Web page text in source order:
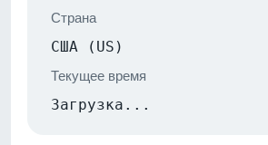
Страна
США (US)
Текущее время
Загрузка...